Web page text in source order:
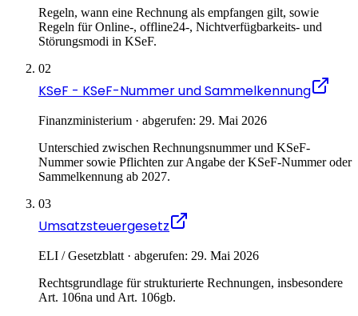
Regeln, wann eine Rechnung als empfangen gilt, sowie
Regeln für Online-, offline24-, Nichtverfügbarkeits- und
Störungsmodi in KSeF.
02
KSeF - KSeF-Nummer und Sammelkennung
Finanzministerium · abgerufen: 29. Mai 2026
Unterschied zwischen Rechnungsnummer und KSeF-
Nummer sowie Pflichten zur Angabe der KSeF-Nummer oder
Sammelkennung ab 2027.
03
Umsatzsteuergesetz
ELI / Gesetzblatt · abgerufen: 29. Mai 2026
Rechtsgrundlage für strukturierte Rechnungen, insbesondere
Art. 106na und Art. 106gb.